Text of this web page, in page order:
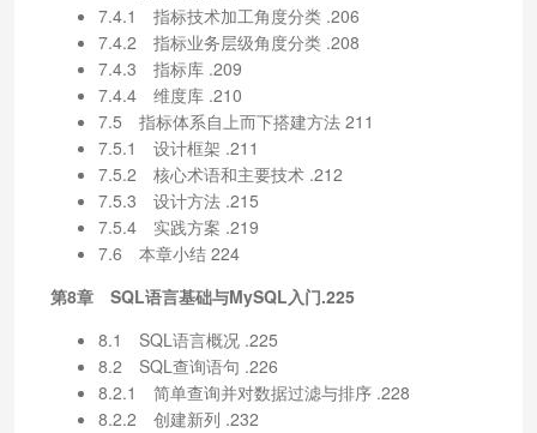
7.4.1 指标技术加工角度分类 .206
7.4.2 指标业务层级角度分类 .208
7.4.3 指标库 .209
7.4.4 维度库 .210
7.5 指标体系自上而下搭建方法 211
7.5.1 设计框架 .211
7.5.2 核心术语和主要技术 .212
7.5.3 设计方法 .215
7.5.4 实践方案 .219
7.6 本章小结 224
第8章 SQL语言基础与MySQL入门.225
8.1 SQL语言概况 .225
8.2 SQL查询语句 .226
8.2.1 简单查询并对数据过滤与排序 .228
8.2.2 创建新列 .232